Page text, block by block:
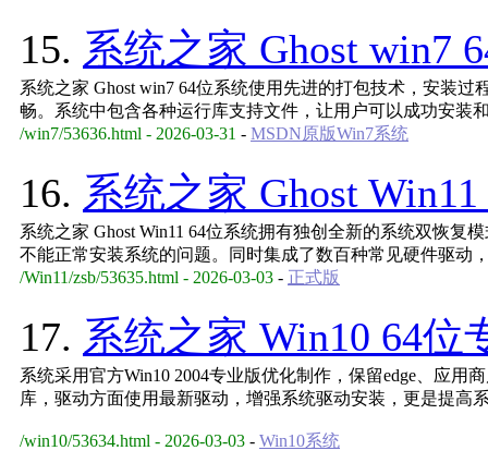
15. 系统之家 Ghost win7
系统之家 Ghost win7 64位系统使用先进的打包技术，安装
畅。系统中包含各种运行库支持文件，让用户可以成功安装
/win7/53636.html - 2026-03-31 - MSDN原版Win7系统
16. 系统之家 Ghost
系统之家 Ghost Win11 64位系统拥有独创全新的系统双恢复
不能正常安装系统的问题。同时集成了数百种常见硬件驱动
/Win11/zsb/53635.html - 2026-03-03 - 正式版
17. 系统之家 Win10 64位
系统采用官方Win10 2004专业版优化制作，保留edge、应用
库，驱动方面使用最新驱动，增强系统驱动安装，更是提高
/win10/53634.html - 2026-03-03 - Win10系统